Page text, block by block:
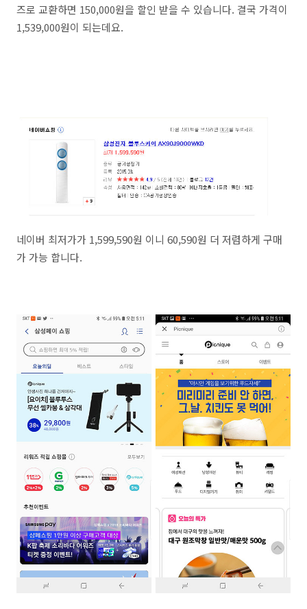
즈로 교환하면 150,000원을 할인 받을 수 있습니다. 결국 가격이
1,539,000원이 되는데요.
네이버 최저가가 1,599,590원 이니 60,590원 더 저렴하게 구매
가 가능 합니다.